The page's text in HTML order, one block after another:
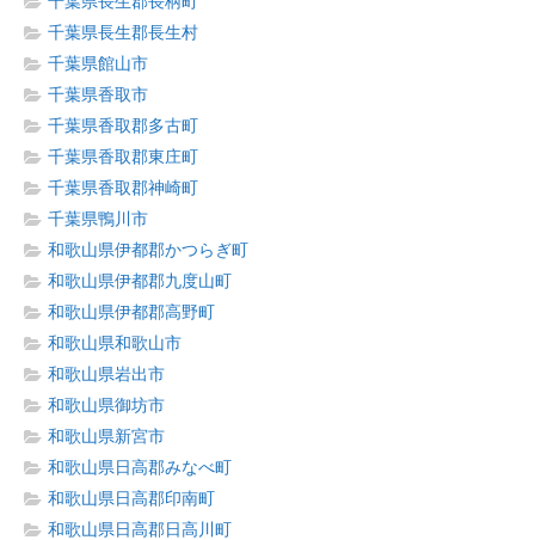
千葉県長生郡長生村
千葉県館山市
千葉県香取市
千葉県香取郡多古町
千葉県香取郡東庄町
千葉県香取郡神崎町
千葉県鴨川市
和歌山県伊都郡かつらぎ町
和歌山県伊都郡九度山町
和歌山県伊都郡高野町
和歌山県和歌山市
和歌山県岩出市
和歌山県御坊市
和歌山県新宮市
和歌山県日高郡みなべ町
和歌山県日高郡印南町
和歌山県日高郡日高川町